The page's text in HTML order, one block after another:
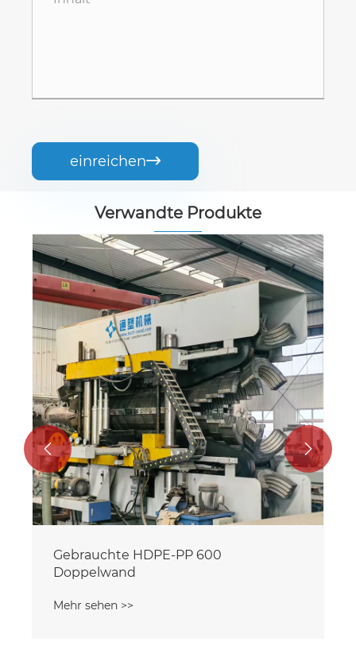
einreichen
Verwandte Produkte
Gebrauchte HDPE 63 Doppel-Outlet-
Rohrproduktionsmaschine
Mehr sehen >>
 